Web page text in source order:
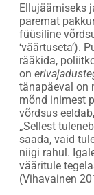
Ellujäämiseks
paremat
füüsiline
‘väärtuseta’).
rääkida,
on
tänapäeval on
mõnd inimest
võrdsus
„Sellest
saada, vaid
niigi rahul.
vääritule
(Vihavainen